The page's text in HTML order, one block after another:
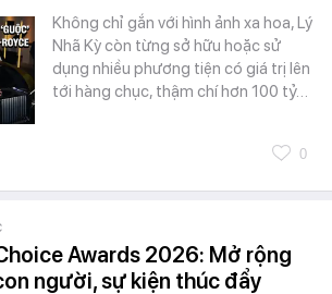
Không chỉ gắn với hình ảnh xa hoa, Lý
Nhã Kỳ còn từng sở hữu hoặc sử
dụng nhiều phương tiện có giá trị lên
tới hàng chục, thậm chí hơn 100 tỷ…
0
Awards 2026: Mở rộng
người, sự kiện thúc đẩy